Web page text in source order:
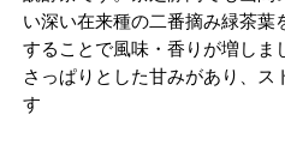
い深い在来種の二番摘み緑茶
することで風味・香りが増し
さっぱりとした甘みがあり、
す